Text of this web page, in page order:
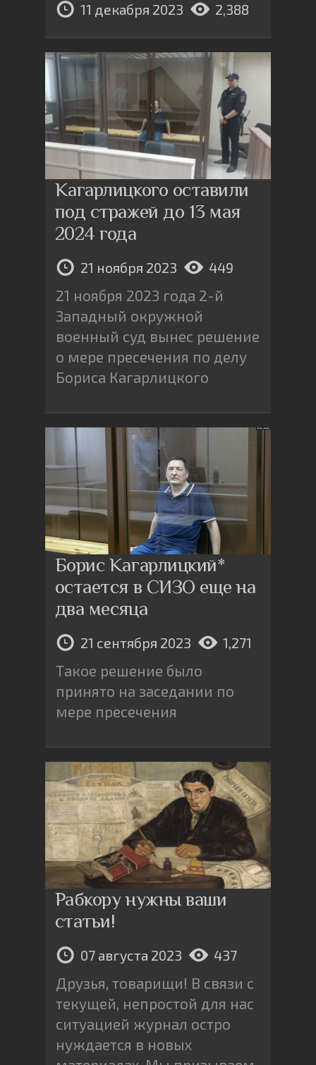
11 декабря 2023 2,388
Кагарлицкого оставили
под стражей до 13 мая
2024 года
21 ноября 2023 449
21 ноября 2023 года 2-й
Западный окружной
военный суд вынес решение
о мере пресечения по делу
Бориса Кагарлицкого
Борис Кагарлицкий*
остается в СИЗО еще на
два месяца
21 сентября 2023 1,271
Такое решение было
принято на заседании по
мере пресечения
Рабкору нужны ваши
статьи!
07 августа 2023 437
Друзья, товарищи! В связи с
текущей, непростой для нас
ситуацией журнал остро
нуждается в новых